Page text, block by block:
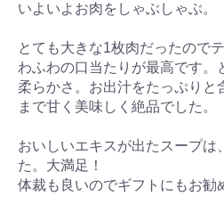
いよいよお肉をしゃぶしゃぶ。
とても大きな1枚肉だったので
わふわの口当たりが最高です。
柔らかさ。お出汁をたっぷりと
まで甘く美味しく絶品でした。
おいしいエキスが出たスープは
た。大満足！
体裁も良いのでギフトにもお勧